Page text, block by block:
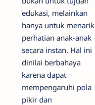
edukasi, melainkan
hanya untuk menarik
perhatian anak-anak
secara instan. Hal ini
dinilai berbahaya
karena dapat
mempengaruhi pola
pikir dan